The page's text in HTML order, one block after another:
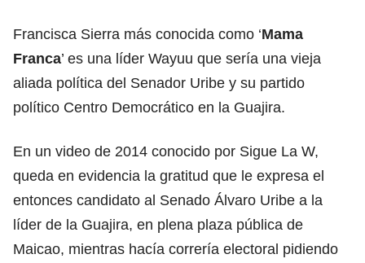
Francisca Sierra más conocida como ‘Mama
Franca’ es una líder Wayuu que sería una vieja
aliada política del Senador Uribe y su partido
político Centro Democrático en la Guajira.
En un video de 2014 conocido por Sigue La W,
queda en evidencia la gratitud que le expresa el
entonces candidato al Senado Álvaro Uribe a la
líder de la Guajira, en plena plaza pública de
Maicao, mientras hacía correría electoral pidiendo